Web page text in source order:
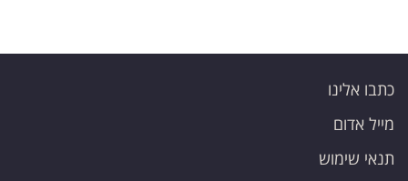
כתבו אלינו
מייל אדום
תנאי שימוש